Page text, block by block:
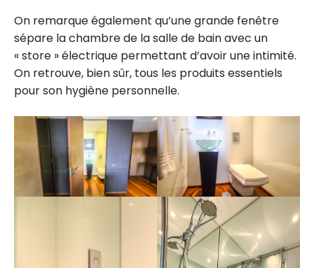
On remarque également qu’une grande fenêtre
sépare la chambre de la salle de bain avec un
« store » électrique permettant d’avoir une intimité.
On retrouve, bien sûr, tous les produits essentiels
pour son hygiène personnelle.